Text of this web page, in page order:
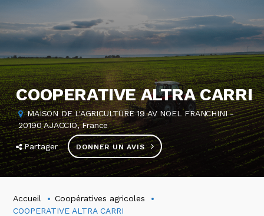
COOPERATIVE ALTRA CARRI
MAISON DE L'AGRICULTURE 19 AV NOEL FRANCHINI -
20190 AJACCIO, France
Partager DONNER UN AVIS
Accueil
Coopératives agricoles
COOPERATIVE ALTRA CARRI